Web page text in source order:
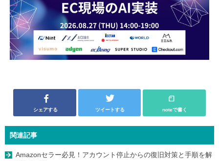
シェアする ツイートする noteで書く
関連記事
Amazonセラー必見！アカウント停止からの復旧対策と手順を解